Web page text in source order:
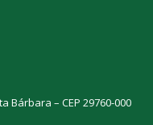
Bárbara – CEP 29760-000